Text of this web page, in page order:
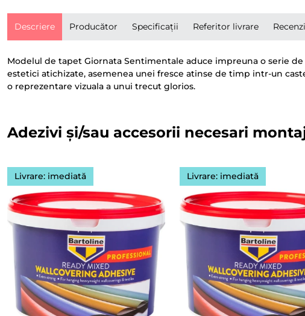
Descriere Producător Specificații Referitor livrare
Modelul de tapet Giornata Sentimentale aduce impreuna o serie
estetici atichizate, asemenea unei fresce atinse de timp intr-un
o reprezentare vizuala a unui trecut glorios.
Adezivi și/sau accesorii necesari
Livrare: imediată Livrare: imediată